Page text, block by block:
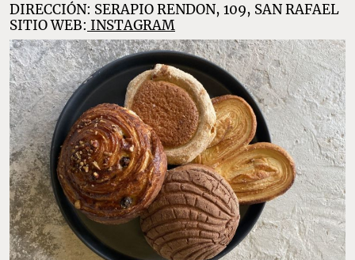
DIRECCIÓN: SERAPIO RENDON, 109, SAN RAFAEL
SITIO WEB: INSTAGRAM